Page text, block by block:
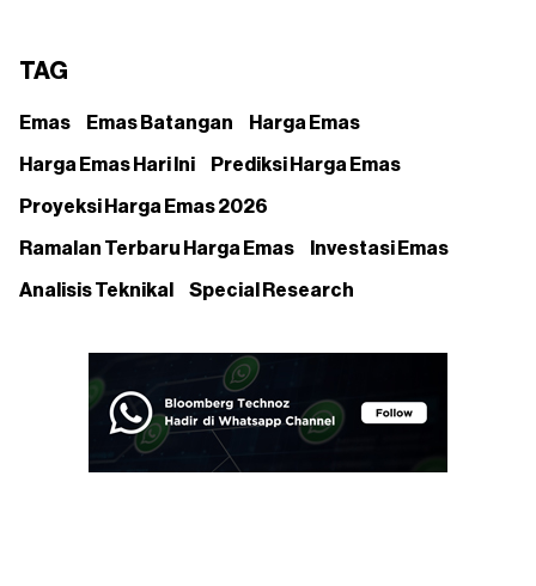
TAG
Emas Emas Batangan Harga Emas
Harga Emas Hari Ini Prediksi Harga Emas
Proyeksi Harga Emas 2026
Ramalan Terbaru Harga Emas Investasi Emas
Analisis Teknikal Special Research